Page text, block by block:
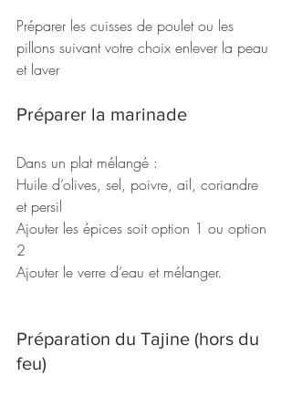
Préparer les cuisses de poulet ou les
pillons suivant votre choix enlever la peau
et laver
Préparer la marinade
Dans un plat mélangé :
Huile d’olives, sel, poivre, ail, coriandre
et persil
Ajouter les épices soit option 1 ou option
2
Ajouter le verre d’eau et mélanger.
Préparation du Tajine (hors du
feu)